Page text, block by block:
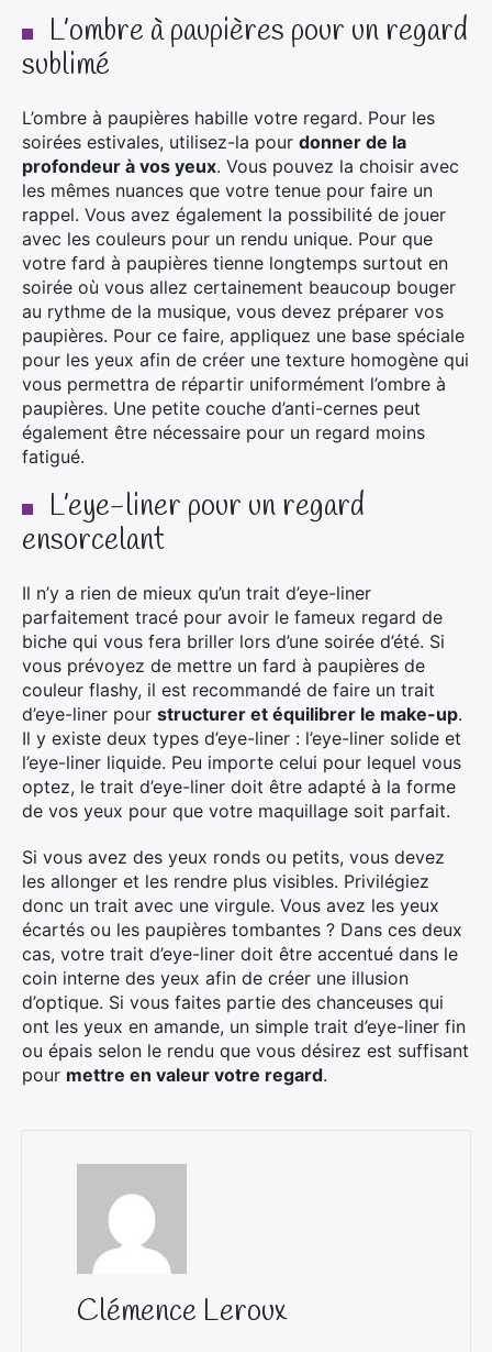
L’ombre à paupières pour un regard
sublimé
L’ombre à paupières habille votre regard. Pour les
soirées estivales, utilisez-la pour donner de la
profondeur à vos yeux. Vous pouvez la choisir avec
les mêmes nuances que votre tenue pour faire un
rappel. Vous avez également la possibilité de jouer
avec les couleurs pour un rendu unique. Pour que
votre fard à paupières tienne longtemps surtout en
soirée où vous allez certainement beaucoup bouger
au rythme de la musique, vous devez préparer vos
paupières. Pour ce faire, appliquez une base spéciale
pour les yeux afin de créer une texture homogène qui
vous permettra de répartir uniformément l’ombre à
paupières. Une petite couche d’anti-cernes peut
également être nécessaire pour un regard moins
fatigué.
L’eye-liner pour un regard
ensorcelant
Il n’y a rien de mieux qu’un trait d’eye-liner
parfaitement tracé pour avoir le fameux regard de
biche qui vous fera briller lors d’une soirée d’été. Si
vous prévoyez de mettre un fard à paupières de
couleur flashy, il est recommandé de faire un trait
d’eye-liner pour structurer et équilibrer le make-up.
Il y existe deux types d’eye-liner : l’eye-liner solide et
l’eye-liner liquide. Peu importe celui pour lequel vous
optez, le trait d’eye-liner doit être adapté à la forme
de vos yeux pour que votre maquillage soit parfait.
Si vous avez des yeux ronds ou petits, vous devez
les allonger et les rendre plus visibles. Privilégiez
donc un trait avec une virgule. Vous avez les yeux
écartés ou les paupières tombantes ? Dans ces deux
cas, votre trait d’eye-liner doit être accentué dans le
coin interne des yeux afin de créer une illusion
d’optique. Si vous faites partie des chanceuses qui
ont les yeux en amande, un simple trait d’eye-liner fin
ou épais selon le rendu que vous désirez est suffisant
pour mettre en valeur votre regard.
Clémence Leroux